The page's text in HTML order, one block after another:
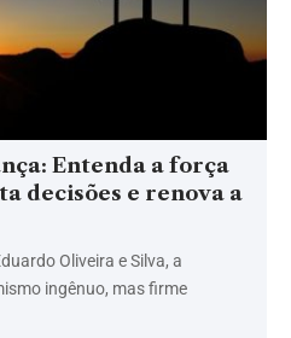
Entenda a força
decisões e renova a
Oliveira e Silva, a
ingênuo, mas firme